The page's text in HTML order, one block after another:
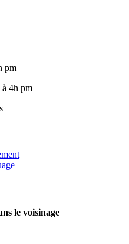
pm
4h pm
le voisinage